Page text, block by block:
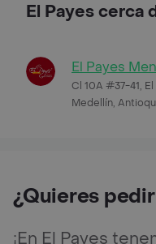
El Payes cerca
El Payes
Cl 10A #37-41,
Medellín,
¿Quieres
¡En El Payes